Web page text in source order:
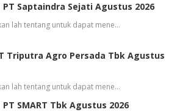
PT Saptaindra Sejati Agustus 2026
lah tentang untuk dapat mene…
Triputra Agro Persada Tbk Agustus
lah tentang untuk dapat mene…
PT SMART Tbk Agustus 2026